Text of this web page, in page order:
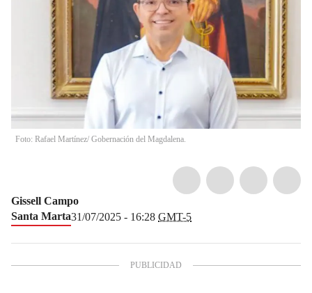
Foto: Rafael Martínez/ Gobernación del Magdalena.
Gissell Campo
Santa Marta31/07/2025 - 16:28 GMT-5